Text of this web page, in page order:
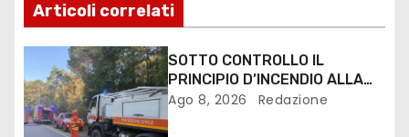
Articoli correlati
SOTTO CONTROLLO IL
PRINCIPIO D’INCENDIO ALLA
PINETA DI LIGNANO
Ago 8, 2026 Redazione